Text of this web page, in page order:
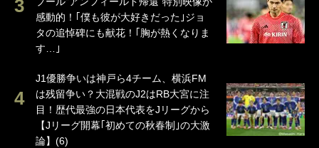
感動的！｢僕も彼が大好きだった｣ジョ
タの追悼碑にも献花！｢胸が熱くなりま
す…｣
J1優勝争いは神戸ら4チーム、横浜FM
は残留争い？大混戦のJ2はRB大宮に注
目！歴代最強の日本代表をJリーグから
【Jリーグ開幕｢初めての秋春制｣の大激
論】(6)